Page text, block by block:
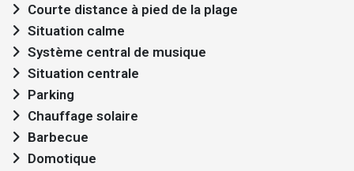
Courte distance à pied de la plage
Situation calme
Système central de musique
Situation centrale
Parking
Chauffage solaire
Barbecue
Domotique